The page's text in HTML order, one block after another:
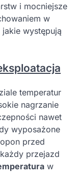
i mocniejsze
w
występują
temperatur
nagrzanie
nawet
wyposażone
przed
przejazd
w